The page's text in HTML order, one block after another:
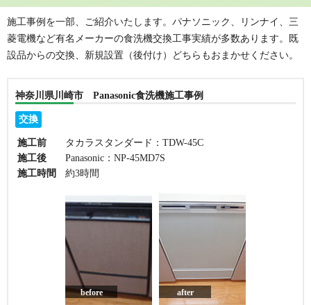
施工事例を一部、ご紹介いたします。パナソニック、リンナイ、三
菱電機など有名メーカーの食洗機交換工事実績が多数あります。既
設品からの交換、新規設置（後付け）どちらもおまかせください。
神奈川県川崎市 Panasonic食洗機施工事例
交換
施工前
タカラスタンダード：TDW-45C
施工後
Panasonic：NP-45MD7S
施工時間
約3時間
before after